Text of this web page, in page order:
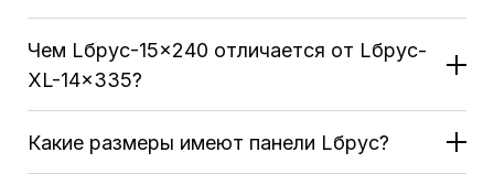
Чем Lбрус-15×240 отличается от Lбрус-
XL-14×335?
Lбрус-15×240 — полезная ширина 240 мм;
Какие размеры имеют панели Lбрус?